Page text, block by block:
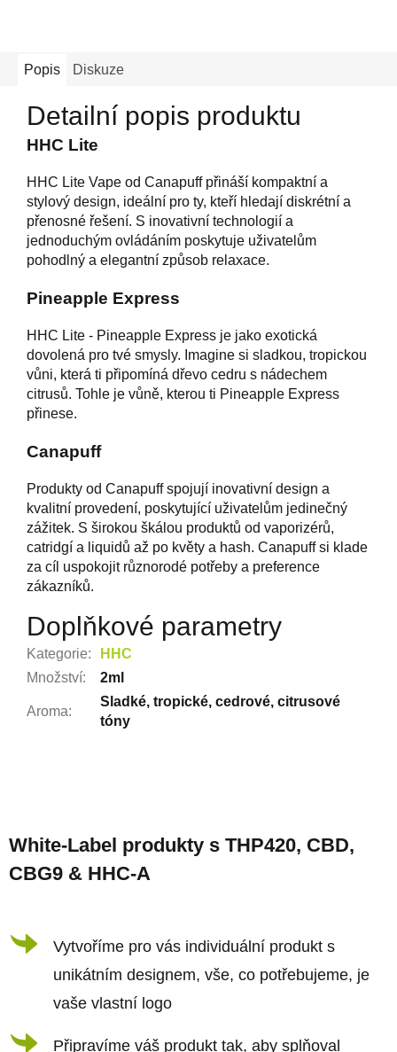
Popis Diskuze
Detailní popis produktu
HHC Lite
HHC Lite Vape od Canapuff přináší kompaktní a
stylový design, ideální pro ty, kteří hledají diskrétní a
přenosné řešení. S inovativní technologií a
jednoduchým ovládáním poskytuje uživatelům
pohodlný a elegantní způsob relaxace.
Pineapple Express
HHC Lite - Pineapple Express je jako exotická
dovolená pro tvé smysly. Imagine si sladkou, tropickou
vůni, která ti připomíná dřevo cedru s nádechem
citrusů. Tohle je vůně, kterou ti Pineapple Express
přinese.
Canapuff
Produkty od Canapuff spojují inovativní design a
kvalitní provedení, poskytující uživatelům jedinečný
zážitek. S širokou škálou produktů od vaporizérů,
catridgí a liquidů až po květy a hash. Canapuff si klade
za cíl uspokojit různorodé potřeby a preference
zákazníků.
Doplňkové parametry
Kategorie:
HHC
Množství: 2ml
Aroma:
Sladké, tropické, cedrové, citrusové
tóny
á
p
a
White-Label produkty s THP420, CBD,
CBG9 & HHC-A
Vytvoříme pro vás individuální produkt s
unikátním designem, vše, co potřebujeme, je
vaše vlastní logo
Připravíme váš produkt tak, aby splňoval